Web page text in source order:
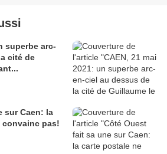
superbe arc-
cité de
sur Caen: la
pas!